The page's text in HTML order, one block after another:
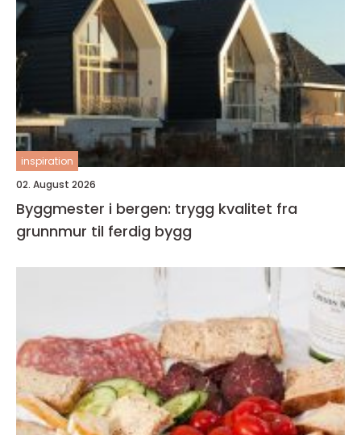
inspiration
02. August 2026
Byggmester i bergen: trygg kvalitet fra
grunnmur til ferdig bygg